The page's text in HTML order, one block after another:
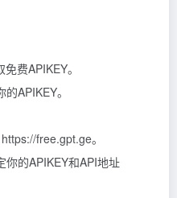
费APIKEY。
APIKEY。
free.gpt.ge。
你的APIKEY和API地址